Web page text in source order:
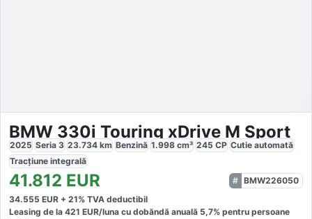
BMW 330i Touring xDrive M Sport
2025 Seria 3 23.734 km Benzină 1.998 cm³ 245 CP Cutie automată
Tracțiune integrală
41.812 EUR
BMW226050
34.555 EUR + 21% TVA deductibil
Leasing de la 421 EUR/luna cu dobăndă anuală 5,7% pentru persoane